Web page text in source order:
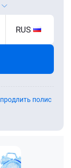
RUS
продлить полис